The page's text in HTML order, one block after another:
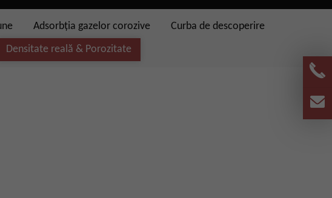
Adsorbția gazelor corozive
Curba de descoperire
Densitate reală & Porozitate